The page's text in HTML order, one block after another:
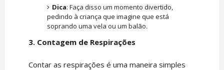
Dica: Faça disso um momento divertido,
pedindo à criança que imagine que está
soprando uma vela ou um balão.
3. Contagem de Respirações
Contar as respirações é uma maneira simples